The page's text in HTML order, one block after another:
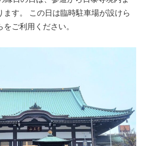
ます。 この日は臨時駐車場が設けら
ご利用ください。